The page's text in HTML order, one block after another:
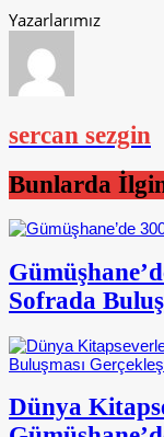
Yazarlarımız
sercan sezgin
Bunlarda
Sofrada
Dünya